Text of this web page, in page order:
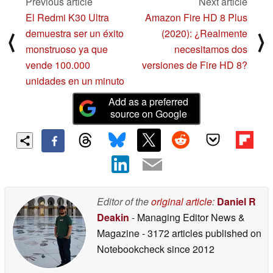
⟨
El Redmi K30 Ultra
demuestra ser un éxito
monstruoso ya que
vende 100.000
unidades en un minuto
Amazon Fire HD 8 Plus
(2020): ¿Realmente
necesitamos dos
versiones de Fire HD 8?
⟩
Add as a preferred
source on Google
Editor of theoriginal article: Daniel R
Deakin - Managing Editor News &
Magazine- 3172 articles published on
Notebookchecksince 2012